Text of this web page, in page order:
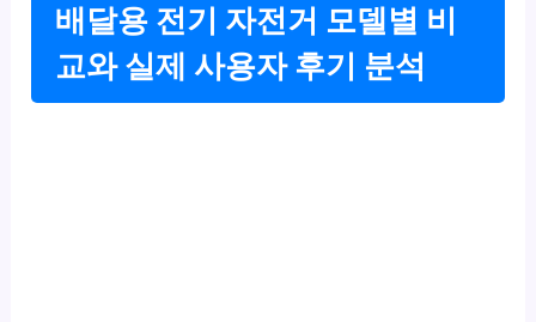
배달용 전기 자전거 모델별 비
교와 실제 사용자 후기 분석